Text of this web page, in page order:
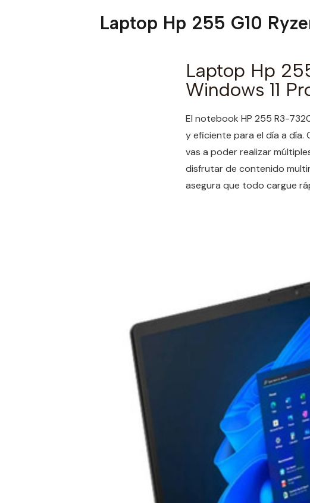
Laptop Hp 255 G10
Laptop Hp
Windows 11
El notebook HP 255 R3-
y eficiente para el día a día.
vas a poder realizar
disfrutar de contenido
asegura que todo cargue